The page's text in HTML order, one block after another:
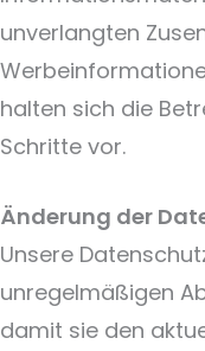
unverlangten
halten sich die
Schritte vor.
Änderung der
Unsere
unregelmäßigen
damit sie den